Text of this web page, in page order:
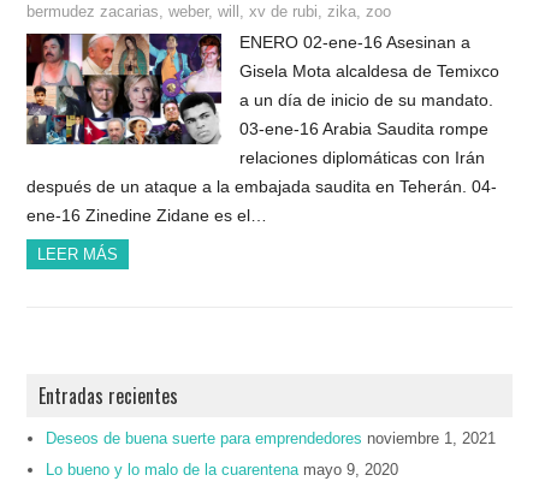
bermudez zacarias ,weber,will ,xv de rubi zika zoo
ENERO 02-ene-16 Asesinan a
Gisela Mota alcaldesa de Temixco
a un día de inicio de su mandato.
03-ene-16 Arabia Saudita rompe
relaciones diplomáticas con Irán
después de un ataque a la embajada saudita en Teherán. 04-
ene-16 Zinedine Zidane es el…
LEER MÁS
Entradas recientes
Deseos de buena suerte para emprendedores noviembre 1, 2021
Lo bueno y lo malo de la cuarentena mayo 9, 2020